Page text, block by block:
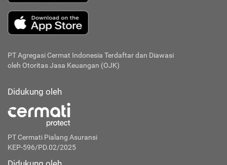
PT Agregasi Cermat Indonesia Terdaftar dan Diawasi
oleh Otoritas Jasa Keuangan (OJK)
Didukung oleh
PT Cermati Pialang Asuransi
KEP-596/PD.02/2025